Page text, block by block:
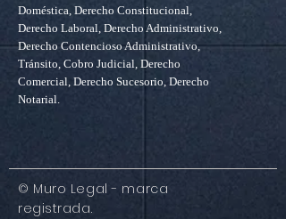
Doméstica, Derecho Constitucional,
Derecho Laboral, Derecho Administrativo,
Derecho Contencioso Administrativo,
Tránsito, Cobro Judicial, Derecho
Comercial, Derecho Sucesorio, Derecho
Notarial.
© Muro Legal - marca
registrada.